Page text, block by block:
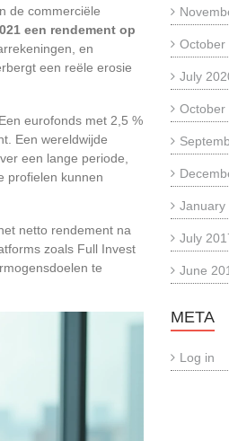
de commerciële
een rendement op
en
een reële erosie
eurofonds met 2,5 %
Een wereldwijde
een lange periode,
profielen kunnen
netto rendement na
zoals Full Invest
te
October
July
October
January
July
June
META
Log in